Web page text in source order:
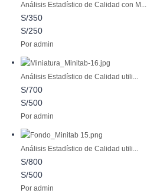
Análisis Estadístico de Calidad con M...
S/350
S/250
Por admin
Análisis Estadístico de Calidad utili...
S/700
S/500
Por admin
Análisis Estadístico de Calidad utili...
S/800
S/500
Por admin